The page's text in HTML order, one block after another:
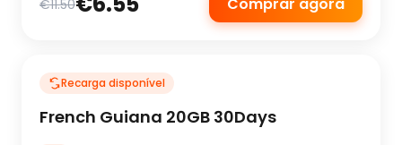
€11.50 Comprar agora
Recarga disponível
French Guiana 20GB 30Days